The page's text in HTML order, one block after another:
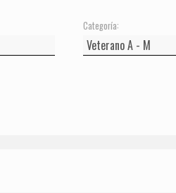
Categoría: